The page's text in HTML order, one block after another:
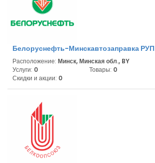
Белоруснефть-Минскавтозаправка РУП
Расположение: Минск, Минская обл., BY
Услуги: 0 Товары: 0
Скидки и акции: 0